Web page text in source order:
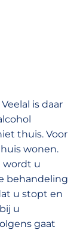
is daar
thuis. Voor
wonen.
wordt u
behandeling
u stopt en
u
gaat